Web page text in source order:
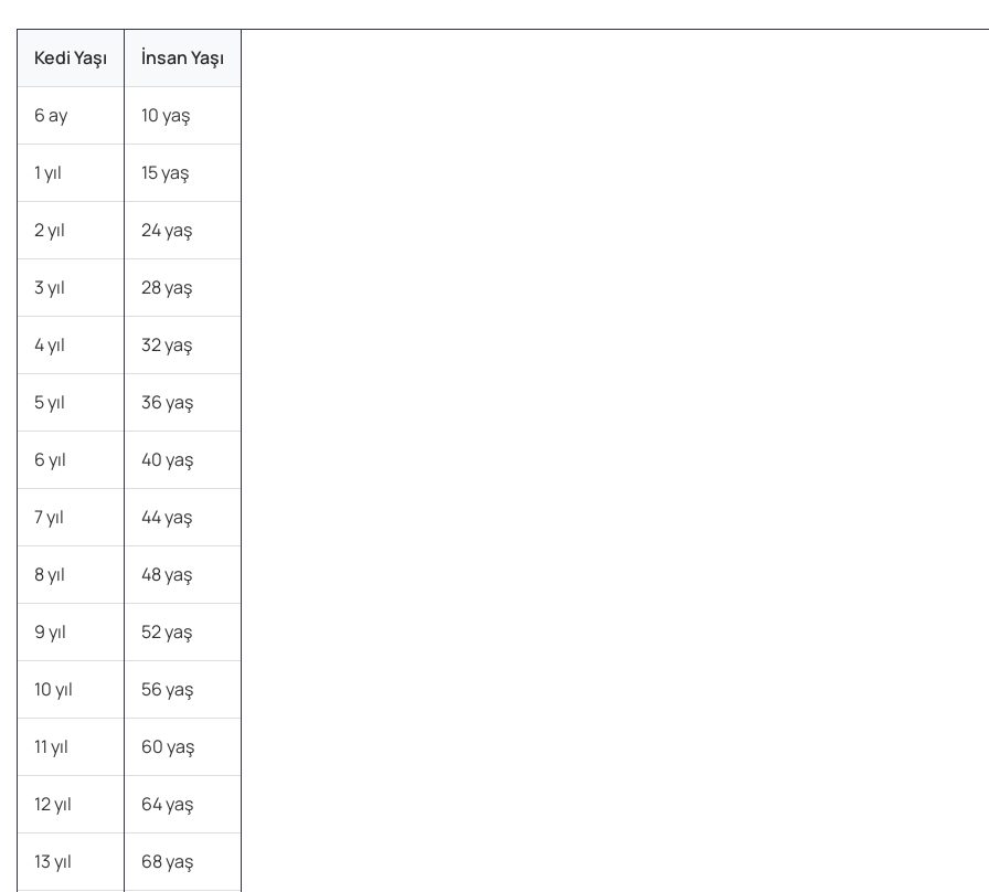
Kedi Yaşı İnsan Yaşı
6 ay 10 yaş
1 yıl 15 yaş
2 yıl 24 yaş
3 yıl 28 yaş
4 yıl 32 yaş
5 yıl 36 yaş
6 yıl 40 yaş
7 yıl 44 yaş
8 yıl 48 yaş
9 yıl 52 yaş
10 yıl 56 yaş
11 yıl 60 yaş
12 yıl 64 yaş
13 yıl 68 yaş